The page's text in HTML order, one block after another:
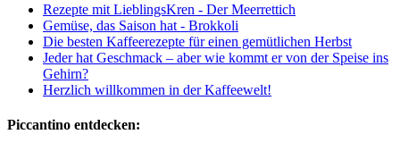
Rezepte mit LieblingsKren - Der Meerrettich
Gemüse, das Saison hat - Brokkoli
Die besten Kaffeerezepte für einen gemütlichen Herbst
Jeder hat Geschmack – aber wie kommt er von der Speise ins
Gehirn?
Herzlich willkommen in der Kaffeewelt!
Piccantino entdecken: